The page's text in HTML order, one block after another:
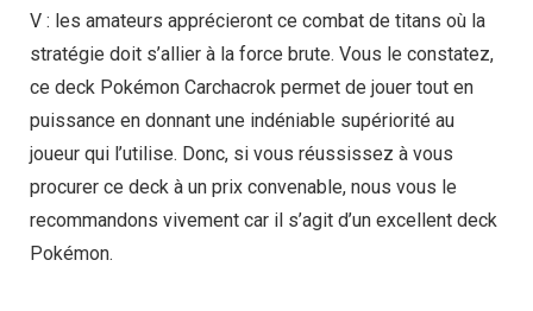
V : les amateurs apprécieront ce combat de titans où la
stratégie doit s’allier à la force brute. Vous le constatez,
ce deck Pokémon Carchacrok permet de jouer tout en
puissance en donnant une indéniable supériorité au
joueur qui l’utilise. Donc, si vous réussissez à vous
procurer ce deck à un prix convenable, nous vous le
recommandons vivement car il s’agit d’un excellent deck
Pokémon.